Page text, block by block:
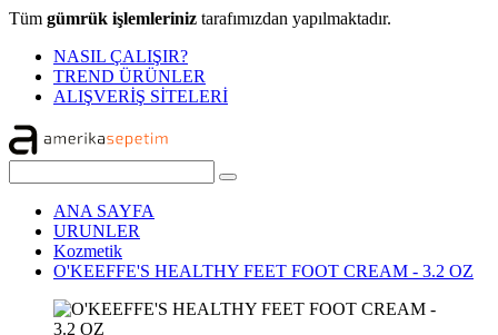
Tüm gümrük işlemleriniz tarafımızdan yapılmaktadır.
NASIL ÇALIŞIR?
TREND ÜRÜNLER
ALIŞVERİŞ SİTELERİ
ANA SAYFA
URUNLER
Kozmetik
O'KEEFFE'S HEALTHY FEET FOOT CREAM - 3.2 OZ